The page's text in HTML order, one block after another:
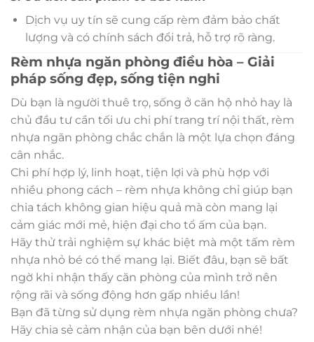
Dịch vụ uy tín sẽ cung cấp rèm đảm bảo chất
lượng và có chính sách đổi trả, hỗ trợ rõ ràng.
Rèm nhựa ngăn phòng điều hòa – Giải
pháp sống đẹp, sống tiện nghi
Dù bạn là người thuê trọ, sống ở căn hộ nhỏ hay là
chủ đầu tư cần tối ưu chi phí trang trí nội thất, rèm
nhựa ngăn phòng chắc chắn là một lựa chọn đáng
cân nhắc.
Chi phí hợp lý, linh hoạt, tiện lợi và phù hợp với
nhiều phong cách – rèm nhựa không chỉ giúp bạn
chia tách không gian hiệu quả mà còn mang lại
cảm giác mới mẻ, hiện đại cho tổ ấm của bạn.
Hãy thử trải nghiệm sự khác biệt mà một tấm rèm
nhựa nhỏ bé có thể mang lại. Biết đâu, bạn sẽ bất
ngờ khi nhận thấy căn phòng của mình trở nên
rộng rãi và sống động hơn gấp nhiều lần!
Bạn đã từng sử dụng rèm nhựa ngăn phòng chưa?
Hãy chia sẻ cảm nhận của bạn bên dưới nhé!